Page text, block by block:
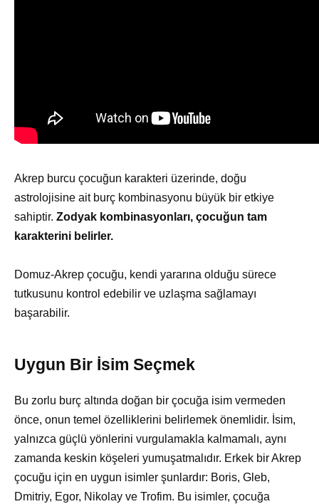
Akrep burcu çocuğun karakteri üzerinde, doğu
astrolojisine ait burç kombinasyonu büyük bir etkiye
sahiptir. Zodyak kombinasyonları, çocuğun tam
karakterini belirler.
Domuz-Akrep çocuğu, kendi yararına olduğu sürece
tutkusunu kontrol edebilir ve uzlaşma sağlamayı
başarabilir.
Uygun Bir İsim Seçmek
Bu zorlu burç altında doğan bir çocuğa isim vermeden
önce, onun temel özelliklerini belirlemek önemlidir. İsim,
yalnızca güçlü yönlerini vurgulamakla kalmamalı, aynı
zamanda keskin köşeleri yumuşatmalıdır. Erkek bir Akrep
çocuğu için en uygun isimler şunlardır: Boris, Gleb,
Dmitriy, Egor, Nikolay ve Trofim. Bu isimler, çocuğa